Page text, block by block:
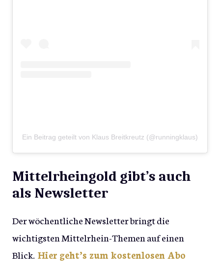
Ein Beitrag geteilt von Klaus Breitkreutz (@runningklaus)
Mittelrheingold gibt’s auch
als Newsletter
Der wöchentliche Newsletter bringt die
wichtigsten Mittelrhein-Themen auf einen
Blick. Hier geht’s zum kostenlosen Abo